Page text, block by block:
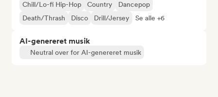
Chill/Lo-fi Hip-Hop Country
Dancepop
Death/Thrash
Disco Drill/Jersey Se alle +6
AI-genereret musik
Neutral over for AI-genereret musik